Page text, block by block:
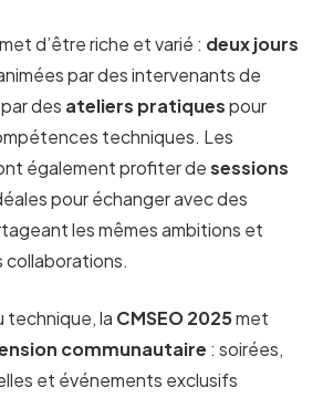
d’être riche et varié : deux jours
par des intervenants de
des ateliers pratiquespour
techniques. Les
également profiter desessions
pour échanger avec des
les mêmes ambitions et
collaborations.
technique, la CMSEO 2025met
communautaire : soirées,
et événements exclusifs